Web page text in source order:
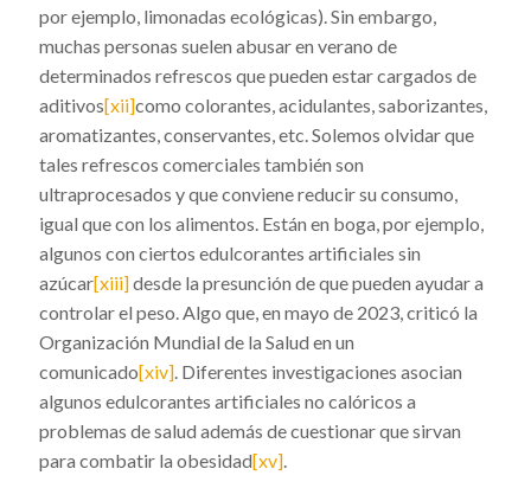
por ejemplo, limonadas ecológicas). Sin embargo,
muchas personas suelen abusar en verano de
determinados refrescos que pueden estar cargados de
aditivos[xii]como colorantes, acidulantes, saborizantes,
aromatizantes, conservantes, etc. Solemos olvidar que
tales refrescos comerciales también son
ultraprocesados y que conviene reducir su consumo,
igual que con los alimentos. Están en boga, por ejemplo,
algunos con ciertos edulcorantes artificiales sin
azúcar[xiii]desde la presunción de que pueden ayudar a
controlar el peso. Algo que, en mayo de 2023, criticó la
Organización Mundial de la Salud en un
comunicado[xiv]. Diferentes investigaciones asocian
algunos edulcorantes artificiales no calóricos a
problemas de salud además de cuestionar que sirvan
para combatir la obesidad[xv].